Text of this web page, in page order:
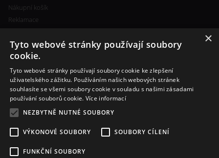
Nákupní košík
Reklamace
Certifikáty
RYCHLÝ KONTAKT
+420 608 138 367
×
Tyto webové stránky používají soubory
cookie.
Tyto webové stránky používají soubory cookie ke zlepšení
uživatelského zážitku. Používáním našich webových stránek
souhlasíte se všemi soubory cookie v souladu s našimi zásadami
používání souborů cookie. Více informací
NEZBYTNĚ NUTNÉ SOUBORY
VÝKONOVÉ SOUBORY SOUBORY CÍLENÍ
FUNKČNÍ SOUBORY